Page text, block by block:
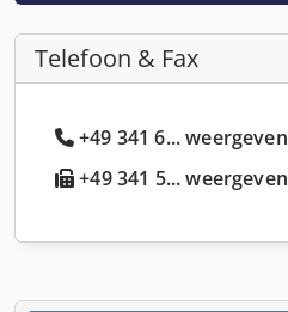
Telefoon & Fax
+49 341 6... weergeven
+49 341 5... weergeven